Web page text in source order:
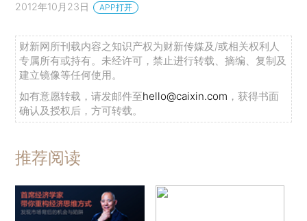
2012年10月23日 APP打开
财新网所刊载内容之知识产权为财新传媒及/或相关权利人
专属所有或持有。未经许可，禁止进行转载、摘编、复制及
建立镜像等任何使用。
如有意愿转载，请发邮件至hello@caixin.com ，获得书面
确认及授权后，方可转载。
推荐阅读